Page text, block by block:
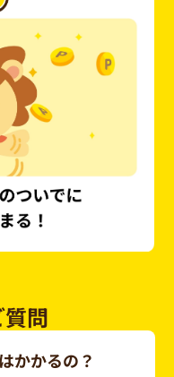
問
かかるの？